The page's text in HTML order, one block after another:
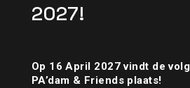
2027!
Op 16 April 2027 vindt de
PA’dam & Friends plaats!